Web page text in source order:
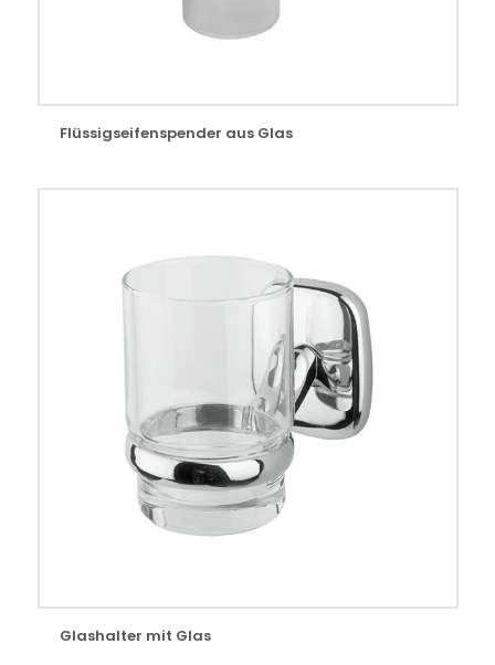
Flüssigseifenspender aus Glas
Glashalter mit Glas